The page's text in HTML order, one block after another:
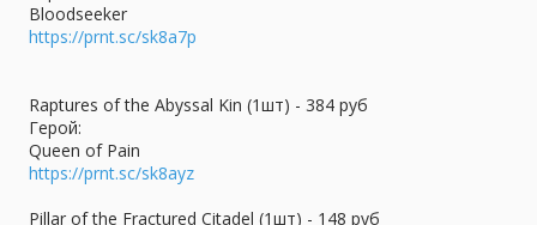
Bloodseeker
https://prnt.sc/sk8a7p
Raptures of the Abyssal Kin (1шт) - 384 руб
Герой:
Queen of Pain
https://prnt.sc/sk8ayz
Pillar of the Fractured Citadel (1шт) - 148 руб